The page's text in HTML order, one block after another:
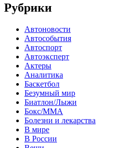
Рубрики
Автоновости
Автособытия
Автоспорт
Автоэксперт
Актеры
Аналитика
Баскетбол
Безумный мир
Биатлон/Лыжи
Бокс/MMA
Болезни и лекарства
В мире
В России